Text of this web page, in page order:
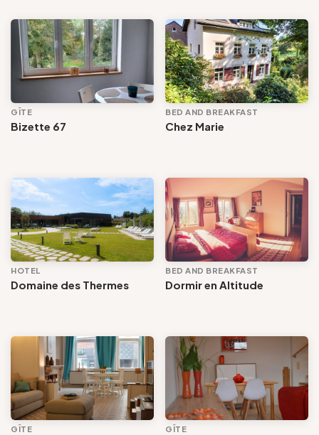
Voir les offres
Tout effacer
GÎTE
Bizette 67
BED AND BREAKFAST
Chez Marie
HOTEL
Domaine des Thermes
BED AND BREAKFAST
Dormir en Altitude
GÎTE GÎTE